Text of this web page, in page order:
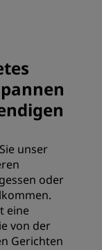
unser
oder
eine
von der
Gerichten